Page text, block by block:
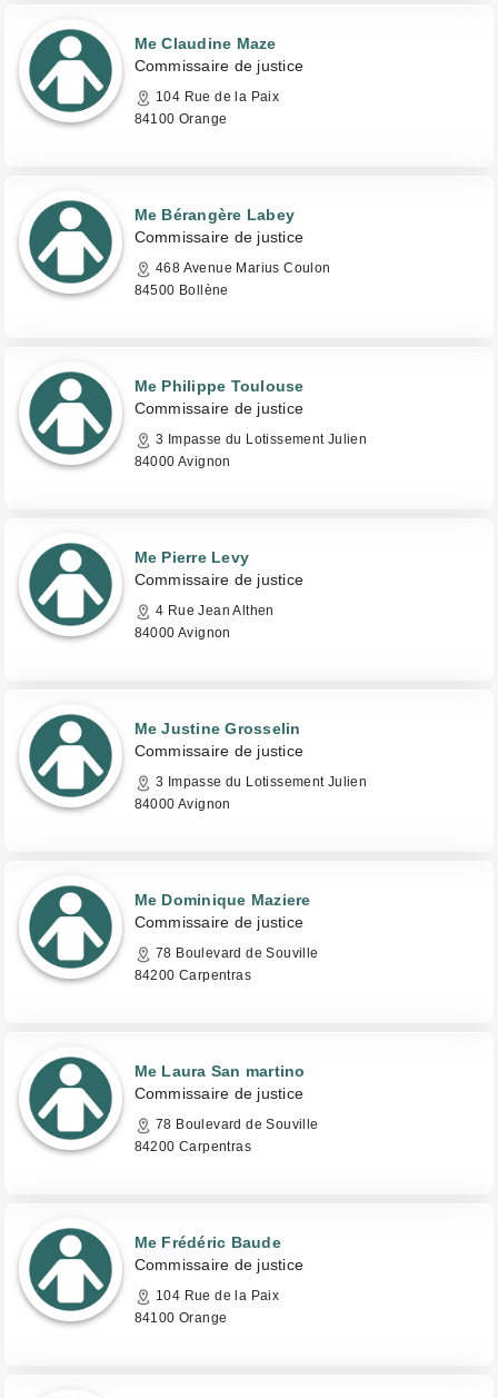
Me Claudine Maze
Commissaire de justice
104 Rue de la Paix
84100 Orange
Me Bérangère Labey
Commissaire de justice
468 Avenue Marius Coulon
84500 Bollène
Me Philippe Toulouse
Commissaire de justice
3 Impasse du Lotissement Julien
84000 Avignon
Me Pierre Levy
Commissaire de justice
4 Rue Jean Althen
84000 Avignon
Me Justine Grosselin
Commissaire de justice
3 Impasse du Lotissement Julien
84000 Avignon
Me Dominique Maziere
Commissaire de justice
78 Boulevard de Souville
84200 Carpentras
Me Laura San martino
Commissaire de justice
78 Boulevard de Souville
84200 Carpentras
Me Frédéric Baude
Commissaire de justice
104 Rue de la Paix
84100 Orange